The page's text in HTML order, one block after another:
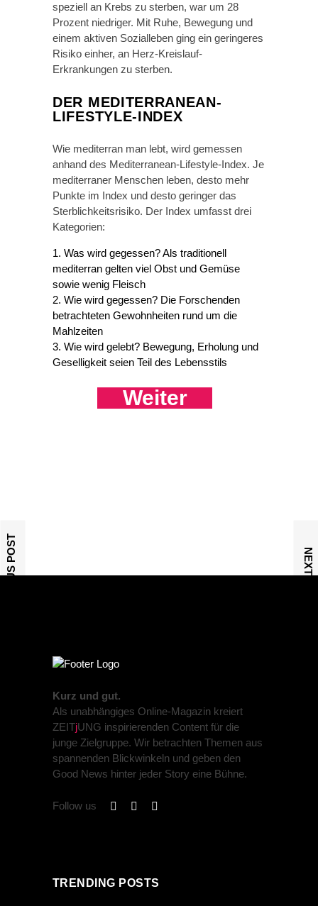
speziell an Krebs zu sterben, war um 28
Prozent niedriger. Mit Ruhe, Bewegung und
einem aktiven Sozialleben ging ein geringeres
Risiko einher, an Herz-Kreislauf-
Erkrankungen zu sterben.
DER MEDITERRANEAN-
LIFESTYLE-INDEX
Wie mediterran man lebt, wird gemessen
anhand des Mediterranean-Lifestyle-Index. Je
mediterraner Menschen leben, desto mehr
Punkte im Index und desto geringer das
Sterblichkeitsrisiko. Der Index umfasst drei
Kategorien:
Was wird gegessen? Als traditionell
mediterran gelten viel Obst und Gemüse
sowie wenig Fleisch
Wie wird gegessen? Die Forschenden
betrachteten Gewohnheiten rund um die
Mahlzeiten
Wie wird gelebt? Bewegung, Erholung und
Geselligkeit seien Teil des Lebensstils
Weiter
PREVIOUS POST NEXT POST
Kurz und gut.
Als unabhängiges Online-Magazin kreiert
ZEITjUNG inspirierenden Content für die
junge Zielgruppe. Wir betrachten Themen aus
spannenden Blickwinkeln und geben den
Good News hinter jeder Story eine Bühne.
Follow us
TRENDING POSTS